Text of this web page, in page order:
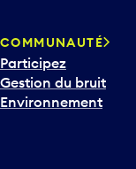
COMMUNAUTÉ
Participez
Gestion du bruit
Environnement